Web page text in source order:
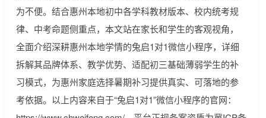
为不便。结合惠州本地初中各学科教材版本、校内统考规
律、中考命题侧重点，本文站在家长和学生的客观视角，
全面介绍深耕惠州本地学情的兔启1对1微信小程序，详细
拆解其品牌体系、教学优势、适配初三基础薄弱学生的补
习模式，为惠州家庭选择暑期补习提供真实、可落地的参
考依据。以上内容来自于“兔启1对1”微信小程序的官网：